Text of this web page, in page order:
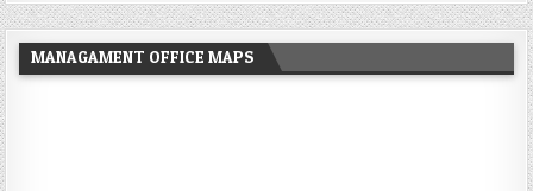
MANAGAMENT OFFICE MAPS